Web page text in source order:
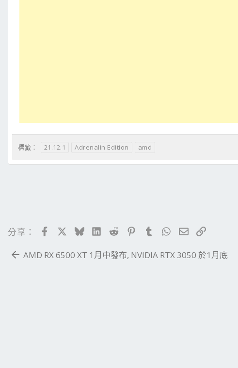
標籤： 21.12.1 Adrenalin Edition amd
分享： FacebookBlueskyLinkedIn
RedditPinterestTumblrWhatsApp
電子郵件
連結
AMD RX 6500 XT 1月中發布, NVIDIA RTX 3050 於1月底